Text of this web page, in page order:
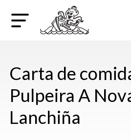
Carta de
Pulpeira A
Lanchiña